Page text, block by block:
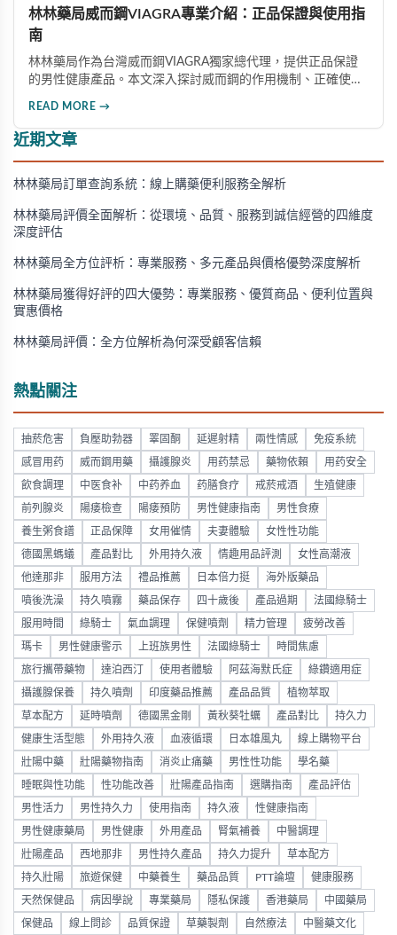
林林藥局威而鋼VIAGRA專業介紹：正品保證與使用指
南
林林藥局作為台灣威而鋼VIAGRA獨家總代理，提供正品保證
的男性健康產品。本文深入探討威而鋼的作用機制、正確使用
擇。
READ MORE →
近期文章
林林藥局訂單查詢系統：線上購藥便利服務全解析
林林藥局評價全面解析：從環境、品質、服務到誠信經營的四維度
深度評估
林林藥局全方位評析：專業服務、多元產品與價格優勢深度解析
林林藥局獲得好評的四大優勢：專業服務、優質商品、便利位置與
實惠價格
林林藥局評價：全方位解析為何深受顧客信賴
熱點關注
抽菸危害 負壓助勃器 睪固酮 延遲射精 兩性情感 免疫系統
感冒用药 威而鋼用藥 攝護腺炎 用药禁忌 藥物依賴 用药安全
飲食調理 中医食补 中药养血 药膳食疗 戒菸戒酒 生殖健康
前列腺炎 陽痿檢查 陽痿預防 男性健康指南 男性食療
養生粥食譜 正品保障 女用催情 夫妻體驗 女性性功能
德國黑螞蟻 產品對比 外用持久液 情趣用品評測 女性高潮液
他達那非 服用方法 禮品推薦 日本倍力挺 海外版藥品
噴後洗澡 持久噴霧 藥品保存 四十歲後 產品過期 法國綠騎士
服用時間 綠騎士 氣血調理 保健噴劑 精力管理 疲勞改善
瑪卡 男性健康警示 上班族男性 法國綠騎士 時間焦慮
旅行攜帶藥物 達泊西汀 使用者體驗 阿茲海默氏症 綠鑽適用症
攝護腺保養 持久噴劑 印度藥品推薦 產品品質 植物萃取
草本配方 延時噴劑 德國黑金剛 黃秋葵牡蠣 產品對比 持久力
健康生活型態 外用持久液 血液循環 日本雄風丸 線上購物平台
壯陽中藥 壯陽藥物指南 消炎止痛藥 男性性功能 學名藥
睡眠與性功能 性功能改善 壯陽產品指南 選購指南 產品評估
男性活力 男性持久力 使用指南 持久液 性健康指南
男性健康藥局 男性健康 外用產品 腎氣補養 中醫調理
壯陽產品 西地那非 男性持久產品 持久力提升 草本配方
持久壯陽 旅遊保健 中藥養生 藥品品質 PTT論壇 健康服務
天然保健品 病因學說 專業藥局 隱私保護 香港藥局 中國藥局
保健品 線上問診 品質保證 草藥製劑 自然療法 中醫藥文化